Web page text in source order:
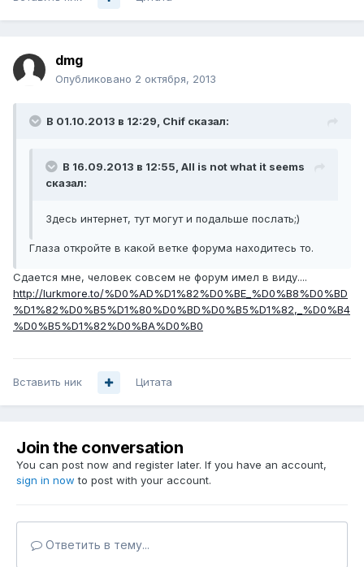
dmg
Опубликовано 2 октября, 2013
В 01.10.2013 в 12:29, Chif сказал:
В 16.09.2013 в 12:55, All is not what it seems
сказал:
Здесь интернет, тут могут и подальше послать;)
Глаза откройте в какой ветке форума находитесь то.
Сдается мне, человек совсем не форум имел в виду....
http://lurkmore.to/%D0%AD%D1%82%D0%BE_%D0%B8%D0%BD
%D1%82%D0%B5%D1%80%D0%BD%D0%B5%D1%82,_%D0%B4
%D0%B5%D1%82%D0%BA%D0%B0
Вставить ник Цитата
Join the conversation
You can post now and register later. If you have an account,
sign in now to post with your account.
Ответить в тему...